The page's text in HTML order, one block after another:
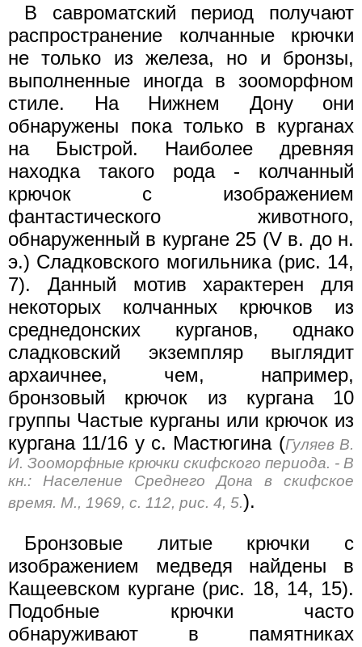
В савроматский период получают
распространение колчанные крючки
не только из железа, но и бронзы,
выполненные иногда в зооморфном
стиле. На Нижнем Дону они
обнаружены пока только в курганах
на Быстрой. Наиболее древняя
находка такого рода - колчанный
крючок с изображением
фантастического животного,
обнаруженный в кургане 25 (V в. до н.
э.) Сладковского могильника (рис. 14,
7). Данный мотив характерен для
некоторых колчанных крючков из
среднедонских курганов, однако
сладковский экземпляр выглядит
архаичнее, чем, например,
бронзовый крючок из кургана 10
группы Частые курганы или крючок из
кургана 11/16 у с. Мастюгина (Гуляев В.
И. Зооморфные крючки скифского периода. - В
кн.: Население Среднего Дона в скифское
время. М., 1969, с. 112, рис. 4, 5.).
Бронзовые литые крючки с
изображением медведя найдены в
Кащеевском кургане (рис. 18, 14, 15).
Подобные крючки часто
обнаруживают в памятниках